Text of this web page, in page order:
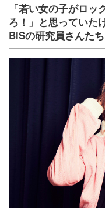
「若い女の子がロ
ろ！」と思っていたけ
BiSの研究員さんた